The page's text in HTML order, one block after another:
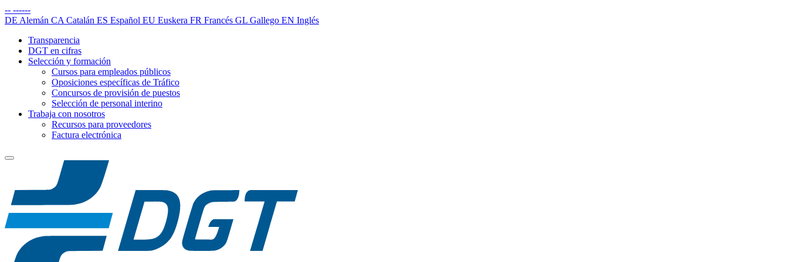
-- ------
DE Alemán CA Catalán ES Español EU Euskera FR Francés GL Gallego EN Inglés
Transparencia
DGT en cifras
Selección y formación
Cursos para empleados públicos
Oposiciones específicas de Tráfico
Concursos de provisión de puestos
Selección de personal interino
Trabaja con nosotros
Recursos para proveedores
Factura electrónica